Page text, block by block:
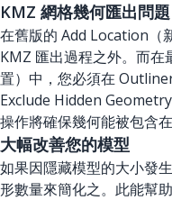
KMZ 網格幾何匯出問題
在舊版的 Add Location（
KMZ 匯出過程之外。而
置）中，您必須在
Exclude Hidden
操作將確保幾何能被包含
大幅改善您的模型
如果因隱藏模型的大小發
形數量來簡化之。此能幫